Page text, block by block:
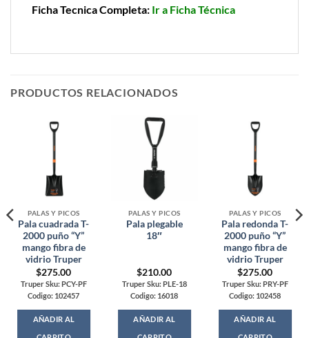
Ficha Tecnica Completa: Ir a Ficha Técnica
PRODUCTOS RELACIONADOS
PALAS Y PICOS
Pala cuadrada T-
2000 puño “Y”
mango fibra de
vidrio Truper
$275.00
Truper Sku: PCY-PF
Codigo: 102457
AÑADIR AL
PALAS Y PICOS
Pala plegable
18″
$210.00
Truper Sku: PLE-18
Codigo: 16018
AÑADIR AL
PALAS Y PICOS
Pala redonda T-
2000 puño “Y”
mango fibra de
vidrio Truper
$275.00
Truper Sku: PRY-PF
Codigo: 102458
AÑADIR AL